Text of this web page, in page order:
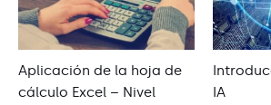
Aplicación de la hoja de
cálculo Excel – Nivel
IA